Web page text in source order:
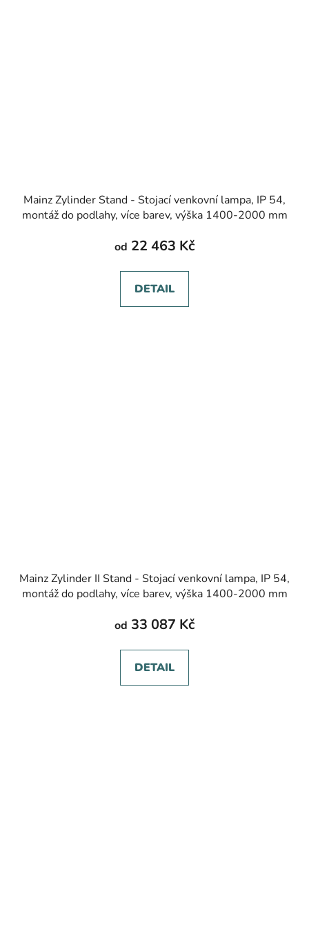
Mainz Zylinder Stand - Stojací venkovní lampa, IP 54,
montáž do podlahy, více barev, výška 1400-2000 mm
od 22 463 Kč
DETAIL
Mainz Zylinder II Stand - Stojací venkovní lampa, IP 54,
montáž do podlahy, více barev, výška 1400-2000 mm
od 33 087 Kč
DETAIL